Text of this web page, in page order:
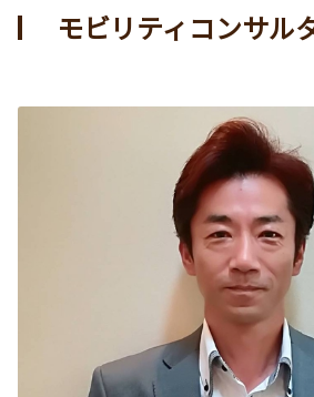
モビリティコンサル